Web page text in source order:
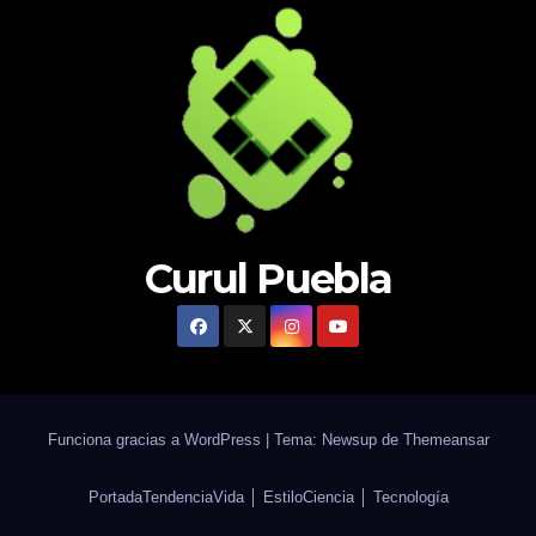
Curul Puebla
Funciona gracias a WordPress Tema: Newsup de Themeansar
PortadaTendenciaVida │ EstiloCiencia │ Tecnología